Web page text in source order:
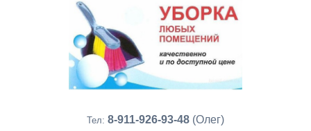
Тел: 8-911-926-93-48 (Олег)